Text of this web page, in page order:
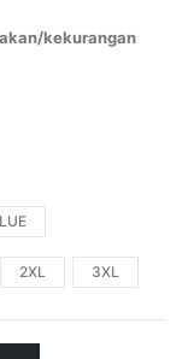
kekurangan
2XL 3XL